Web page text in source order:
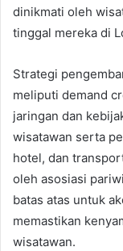
dinikmati oleh
tinggal mereka di
Strategi
meliputi demand
jaringan dan
wisatawan serta
hotel, dan
oleh asosiasi
batas atas untuk
memastikan
wisatawan.